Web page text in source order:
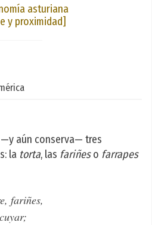
asturiana
y proximidad]
—y aún conserva— tres
la torta, las fariñeso farrapes
fariñes,